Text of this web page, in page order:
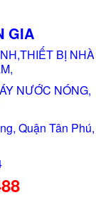
GIA
BỊ NHÀ
NƯỚC NÓNG,
Quận Tân Phú,